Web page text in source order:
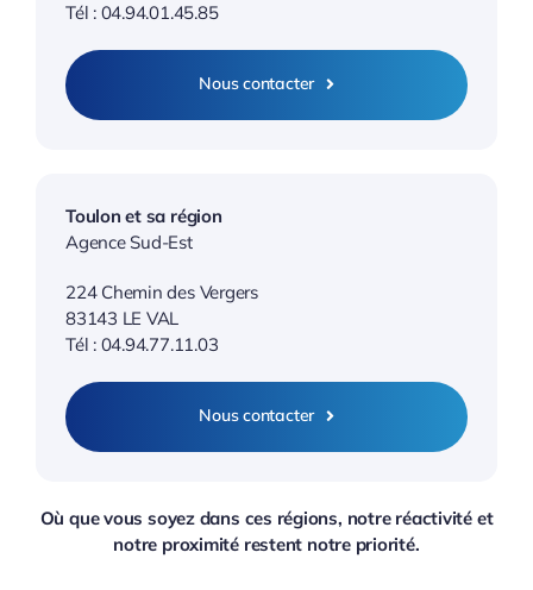
Tél : 04.94.01.45.85
Nous contacter
Toulon et sa région
Agence Sud-Est
224 Chemin des Vergers
83143 LE VAL
Tél : 04.94.77.11.03
Nous contacter
Où que vous soyez dans ces régions, notre réactivité et
notre proximité restent notre priorité.